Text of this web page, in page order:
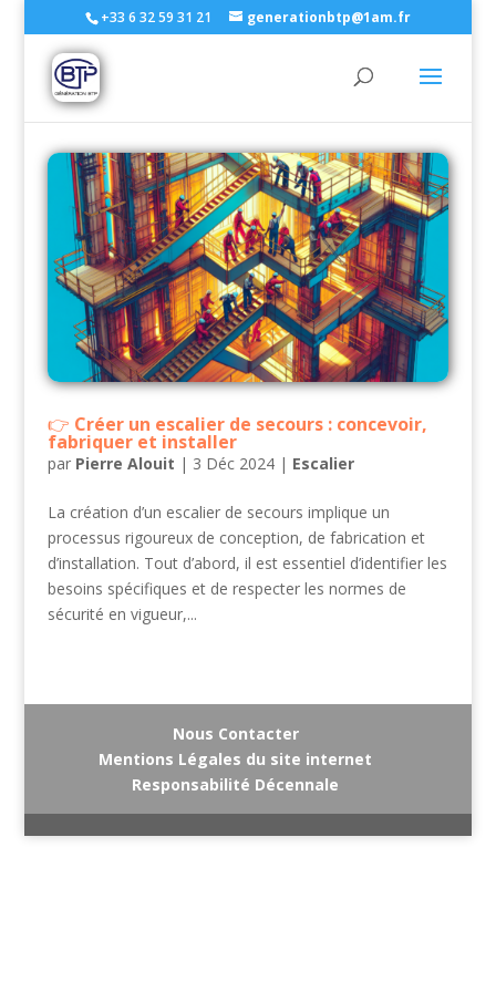
+33 6 32 59 31 21 generationbtp@1am.fr
Créer un escalier de secours : concevoir,
fabriquer et installer
par Pierre Alouit | 3 Déc 2024| Escalier
La création d’un escalier de secours implique un
processus rigoureux de conception, de fabrication et
d’installation. Tout d’abord, il est essentiel d’identifier les
besoins spécifiques et de respecter les normes de
sécurité en vigueur,...
Nous Contacter
Mentions Légales du site internet
Responsabilité Décennale